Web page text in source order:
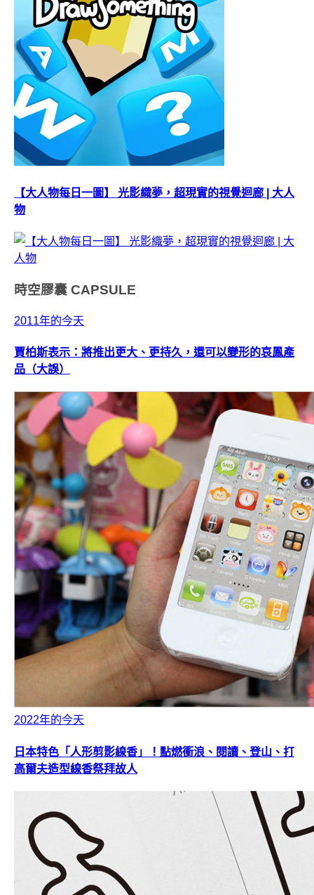
【大人物每日一圖】 光影織夢，超現實的視覺迴廊 | 大人
物
時空膠囊 CAPSULE
2011年的今天
賈柏斯表示：將推出更大、更持久，還可以變形的哀鳳產
品（大誤）
2022年的今天
日本特色「人形剪影線香」！點燃衝浪、閱讀、登山、打
高爾夫造型線香祭拜故人